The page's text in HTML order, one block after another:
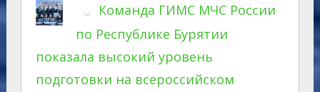
Команда ГИМС МЧС России
по Республике Бурятии
показала высокий уровень
подготовки на всероссийском